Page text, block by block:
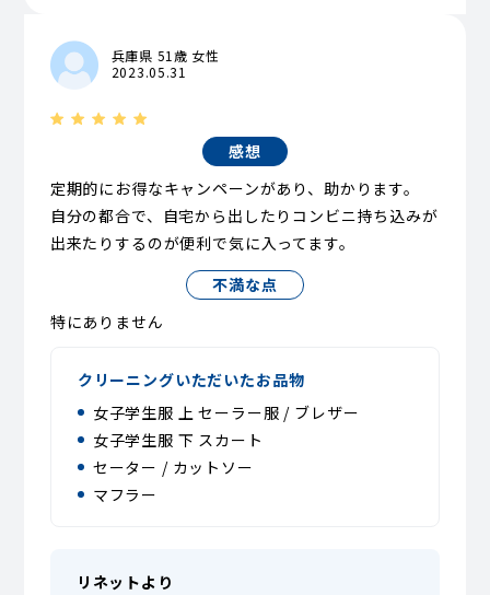
兵庫県 51歳 女性
2023.05.31
感想
定期的にお得なキャンペーンがあり、助かります。
自分の都合で、自宅から出したりコンビニ持ち込みが
出来たりするのが便利で気に入ってます。
不満な点
特にありません
クリーニングいただいたお品物
女子学生服 上 セーラー服 / ブレザー
女子学生服 下 スカート
セーター / カットソー
マフラー
リネットより